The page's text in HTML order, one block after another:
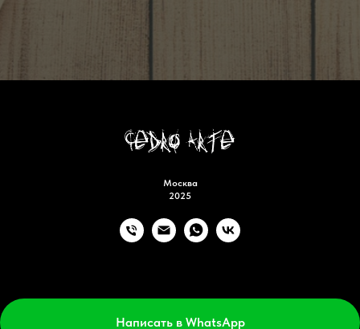
Москва
2025
Написать в WhatsApp
Made on Tilda